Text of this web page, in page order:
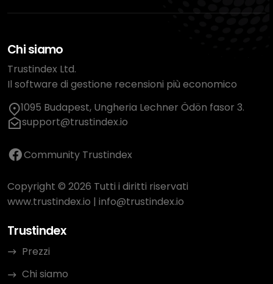
Chi siamo
Trustindex Ltd.
Il software di gestione recensioni più economico
1095 Budapest, Ungheria Lechner Ödön fasor 3.
support@trustindex.io
Community Trustindex
Copyright © 2026 Tutti i diritti riservati
www.trustindex.io | info@trustindex.io
Trustindex
Prezzi
Chi siamo